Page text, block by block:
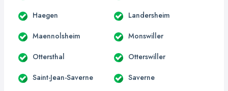
Haegen Landersheim
Maennolsheim Monswiller
Ottersthal Otterswiller
Saint-Jean-Saverne Saverne